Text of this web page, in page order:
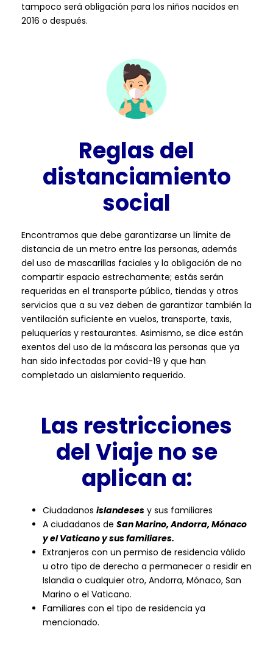
tampoco será obligación para los niños nacidos en
2016 o después.
Reglas del
distanciamiento
social
Encontramos que debe garantizarse un límite de
distancia de un metro entre las personas, además
del uso de mascarillas faciales y la obligación de no
compartir espacio estrechamente; estás serán
requeridas en el transporte público, tiendas y otros
servicios que a su vez deben de garantizar también la
ventilación suficiente en vuelos, transporte, taxis,
peluquerías y restaurantes. Asimismo, se dice están
exentos del uso de la máscara las personas que ya
han sido infectadas por covid-19 y que han
completado un aislamiento requerido.
Las restricciones
del Viaje no se
aplican a:
Ciudadanos islandeses y sus familiares
A ciudadanos de San Marino, Andorra, Mónaco
y el Vaticano y sus familiares.
Extranjeros con un permiso de residencia válido
u otro tipo de derecho a permanecer o residir en
Islandia o cualquier otro, Andorra, Mónaco, San
Marino o el Vaticano.
Familiares con el tipo de residencia ya
mencionado.